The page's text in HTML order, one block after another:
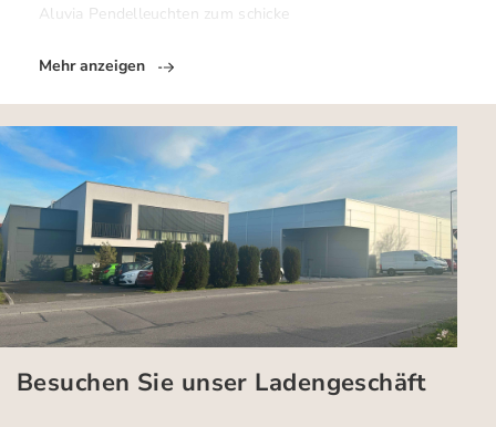
Aluvia Pendelleuchten zum schicke
Mehr anzeigen
Besuchen Sie unser Ladengeschäft